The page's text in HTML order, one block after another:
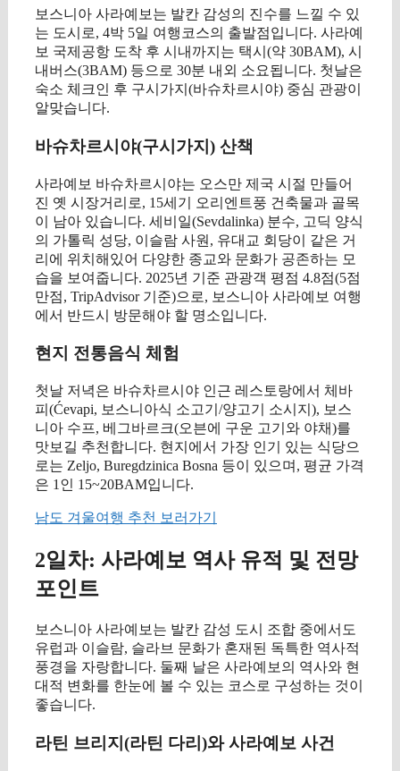
보스니아 사라예보는 발칸 감성의 진수를 느낄 수 있
는 도시로, 4박 5일 여행코스의 출발점입니다. 사라예
보 국제공항 도착 후 시내까지는 택시(약 30BAM), 시
내버스(3BAM) 등으로 30분 내외 소요됩니다. 첫날은
숙소 체크인 후 구시가지(바슈차르시야) 중심 관광이
알맞습니다.
바슈차르시야(구시가지) 산책
사라예보 바슈차르시야는 오스만 제국 시절 만들어
진 옛 시장거리로, 15세기 오리엔트풍 건축물과 골목
이 남아 있습니다. 세비일(Sevdalinka) 분수, 고딕 양식
의 가톨릭 성당, 이슬람 사원, 유대교 회당이 같은 거
리에 위치해있어 다양한 종교와 문화가 공존하는 모
습을 보여줍니다. 2025년 기준 관광객 평점 4.8점(5점
만점, TripAdvisor 기준)으로, 보스니아 사라예보 여행
에서 반드시 방문해야 할 명소입니다.
현지 전통음식 체험
첫날 저녁은 바슈차르시야 인근 레스토랑에서 체바
피(Ćevapi, 보스니아식 소고기/양고기 소시지), 보스
니아 수프, 베그바르크(오븐에 구운 고기와 야채)를
맛보길 추천합니다. 현지에서 가장 인기 있는 식당으
로는 Zeljo, Buregdzinica Bosna 등이 있으며, 평균 가격
은 1인 15~20BAM입니다.
남도 겨울여행 추천 보러가기
2일차: 사라예보 역사 유적 및 전망
포인트
보스니아 사라예보는 발칸 감성 도시 조합 중에서도
유럽과 이슬람, 슬라브 문화가 혼재된 독특한 역사적
풍경을 자랑합니다. 둘째 날은 사라예보의 역사와 현
대적 변화를 한눈에 볼 수 있는 코스로 구성하는 것이
좋습니다.
라틴 브리지(라틴 다리)와 사라예보 사건